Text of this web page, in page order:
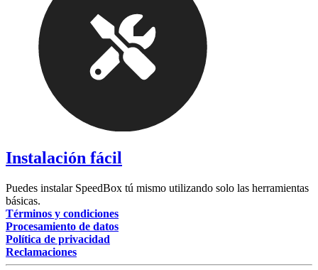
Instalación fácil
Puedes instalar SpeedBox tú mismo utilizando solo las herramientas
básicas.
Términos y condiciones
Procesamiento de datos
Política de privacidad
Reclamaciones